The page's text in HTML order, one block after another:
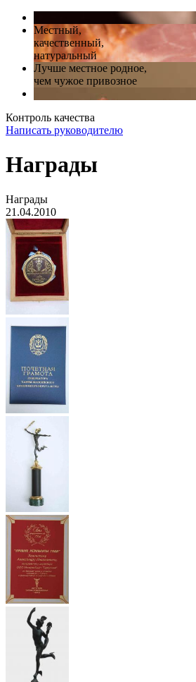
Местный,
качественный,
натуральный
Лучше местное родное,
чем чужое привозное
Контроль качества
Написать руководителю
Награды
Награды
21.04.2010